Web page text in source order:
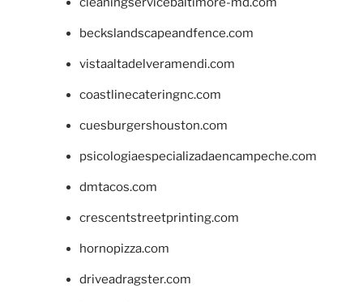
beckslandscapeandfence.com
vistaaltadelveramendi.com
coastlinecateringnc.com
cuesburgershouston.com
psicologiaespecializadaencampeche.com
dmtacos.com
crescentstreetprinting.com
hornopizza.com
driveadragster.com